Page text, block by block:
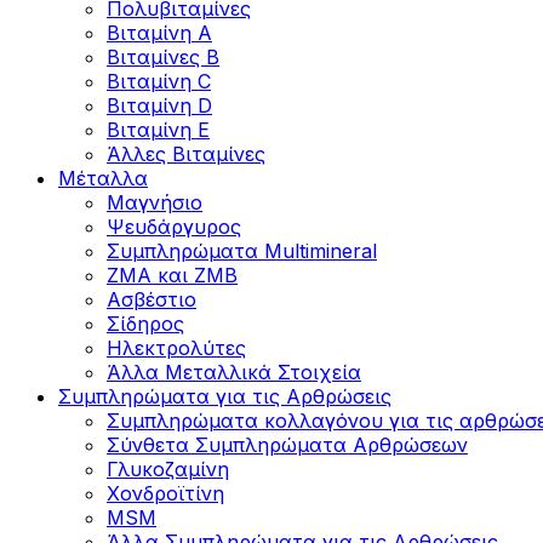
Πολυβιταμίνες
Βιταμίνη Α
Βιταμίνες Β
Βιταμίνη C
Βιταμίνη D
Βιταμίνη Ε
Άλλες Βιταμίνες
Μέταλλα
Μαγνήσιο
Ψευδάργυρος
Συμπληρώματα Multimineral
ZMA και ZMB
Ασβέστιο
Σίδηρος
Ηλεκτρολύτες
Άλλα Mεταλλικά Στοιχεία
Συμπληρώματα για τις Αρθρώσεις
Συμπληρώματα κολλαγόνου για τις
Σύνθετα Συμπληρώματα Αρθρώσεων
Γλυκοζαμίνη
Χονδροϊτίνη
MSM